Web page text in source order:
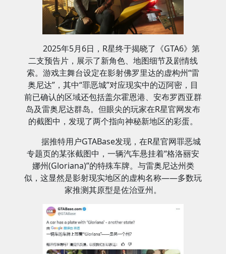
2025年5月6日，R星终于揭晓了《GTA6》第
二支预告片，展示了新角色、地图细节及剧情线
索。游戏主舞台设定在影射佛罗里达的虚构州“雷
奥尼达”，其中“罪恶城”对应现实中的迈阿密，目
前已确认的区域还包括盖尔霍恩港、安布罗西亚群
岛及雷奥尼达群岛。但眼尖的玩家在R星官网发布
的截图中，发现了两个指向神秘新地区的彩蛋。
据推特用户GTABase发现，在R星官网罪恶城
专题页的某张截图中，一辆汽车悬挂着“格洛丽安
娜州(Gloriana)”的特殊车牌。与雷奥尼达州类
似，这显然是影射现实地区的虚构名称——多数玩
家推测其原型是佐治亚州。